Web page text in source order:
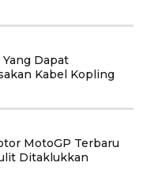
Dapat
Kabel Kopling
MotoGP Terbaru
Ditaklukkan